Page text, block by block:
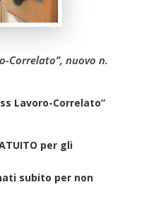
Correlato”, nuovo n.
Lavoro-Correlato”
per gli
subito per non